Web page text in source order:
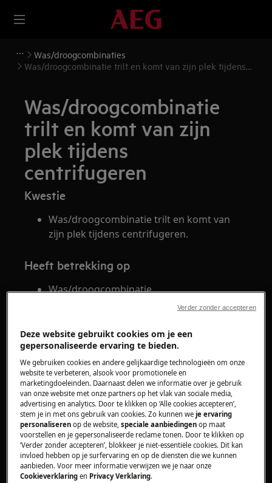
Was/droogcombinaties
Was/droogcombinatie trilt en komt van zijn plek tijdens
Was/droogcombinatie
trilt en komt van zijn
plek tijdens
centrifugeren
Kwestie
Was/droogcombinatie trilt en komt van
zijn plek tijdens centrifugeren.
Heeft betrekking op
Was/droogcombinatie
Controleer met waterpas of het apparaat
waterpas afgesteld. Stel eventueel de
voetjes opnieuw af.
Controleer de ondergrond waar het
apparaat op geplaatst is.
Wanneer het apparaat op laminaat
geplaatst is, kan men het beste een
gedeelte uit het laminaat halen waar het
apparaat is opgeplaatst. Het apparaat
staat dan op de betonnen vloer.
Deze website gebruikt cookies om je een
gepersonaliseerde ervaring te bieden.
We gebruiken cookies en andere gelijkaardige technologieën om onze
website te verbeteren, alsook voor promotionele en
marketingdoeleinden. Daarnaast delen we informatie over je gebruik
van onze website met onze partners op het vlak van sociale media,
advertising en analytics. Door te klikken op ‘Alle cookies accepteren’,
stem je in met ons gebruik van cookies. Zo kunnen weje ervaring
personaliseren op de website,speciale aanbiedingen op maat
voorstellen en je gepersonaliseerde reclame tonen. Door te klikken op
‘Verder zonder accepteren’, blokkeer je niet-essentiële cookies. Dit kan
invloed hebben op je surfervaring en op de diensten die we kunnen
aanbieden. Voor meer informatie verwijzen we je naar onze
Cookieverklaring en Privacy Verklaring.
Verder zonder accepteren